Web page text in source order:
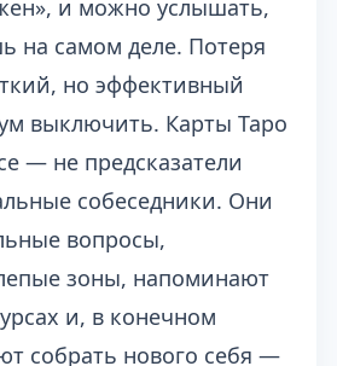
и можно услышать,
на самом деле. Потеря
но эффективный
выключить. Карты Таро
— не предсказатели
собеседники. Они
вопросы,
зоны, напоминают
и, в конечном
собрать нового себя —